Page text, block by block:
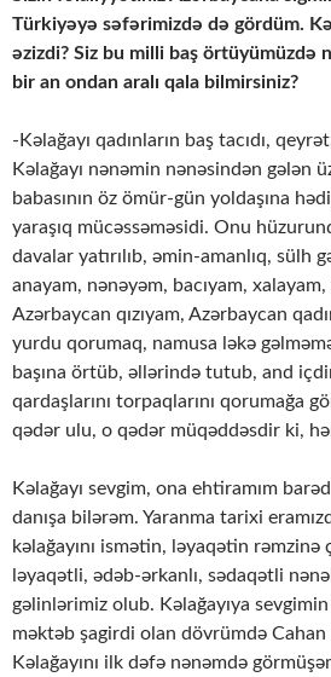
Türkiyəyə səfərimizdə də gördüm.
əzizdi? Siz bu milli baş örtüyümüzdə
bir an ondan aralı qala bilmirsiniz?
-Kəlağayı qadınların baş tacıdı,
Kəlağayı nənəmin nənəsindən gələn üz
babasının öz ömür-gün yoldaşına
yaraşıq mücəssəməsidi. Onu
davalar yatırılıb, əmin-amanlıq, sülh
anayam, nənəyəm, bacıyam,
Azərbaycan qızıyam, Azərbaycan
yurdu qorumaq, namusa ləkə
başına örtüb, əllərində tutub, and
qardaşlarını torpaqlarını qorumağa
qədər ulu, o qədər müqəddəsdir ki,
Kəlağayı sevgim, ona ehtiramım
danışa bilərəm. Yaranma tarixi
kəlağayını ismətin, ləyaqətin rəmzinə
ləyaqətli, ədəb-ərkanlı, sədaqətli
gəlinlərimiz olub. Kəlağayıya
məktəb şagirdi olan dövrümdə Cahan
Kəlağayını ilk dəfə nənəmdə